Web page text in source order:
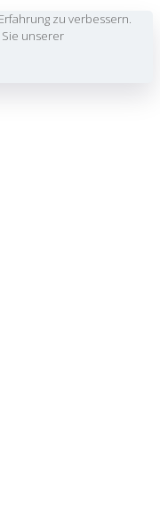
zu verbessern.
unserer